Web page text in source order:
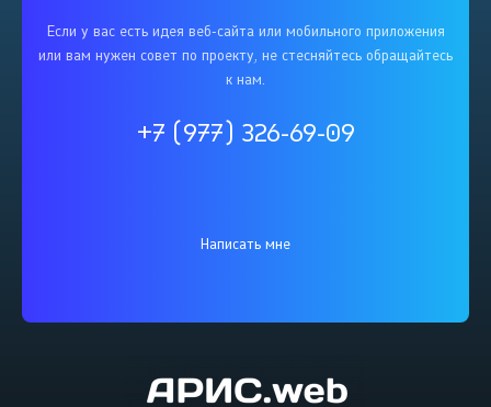
Если у вас есть идея веб-сайта или мобильного приложения
или вам нужен совет по проекту, не стесняйтесь обращайтесь
к нам.
+7 (977) 326-69-09
Написать мне